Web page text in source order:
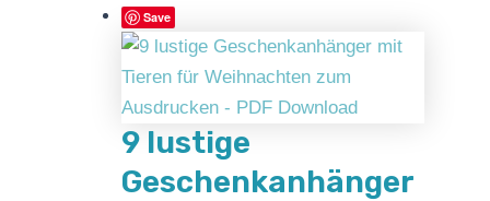
Save
9 lustige
Geschenkanhänger